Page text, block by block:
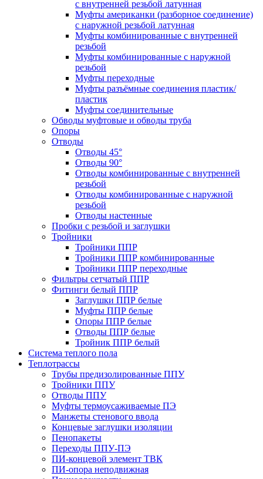
с внутренней резьбой латунная
Муфты американки (разборное соединение)
с наружной резьбой латунная
Муфты комбинированные с внутренней
резьбой
Муфты комбинированные с наружной
резьбой
Муфты переходные
Муфты разъёмные соединения пластик/
пластик
Муфты соединительные
Обводы муфтовые и обводы труба
Опоры
Отводы
Отводы 45°
Отводы 90°
Отводы комбинированные с внутренней
резьбой
Отводы комбинированные с наружной
резьбой
Отводы настенные
Пробки с резьбой и заглушки
Тройники
Тройники ППР
Тройники ППР комбинированные
Тройники ППР переходные
Фильтры сетчатый ППР
Фитинги белый ППР
Заглушки ППР белые
Муфты ППР белые
Опоры ППР белые
Отводы ППР белые
Тройник ППР белый
Система теплого пола
Теплотрассы
Трубы предизолированные ППУ
Тройники ППУ
Отводы ППУ
Муфты термоусаживаемые ПЭ
Манжеты стенового ввода
Концевые заглушки изоляции
Пенопакеты
Переходы ППУ-ПЭ
ПИ-концевой элемент ТВК
ПИ-опора неподвижная